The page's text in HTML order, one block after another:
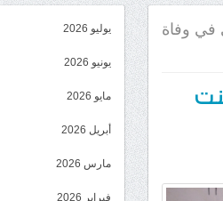
في وفاة يوليو 2026
يونيو 2026
مايو 2026
أبريل 2026
مارس 2026
فبراير 2026